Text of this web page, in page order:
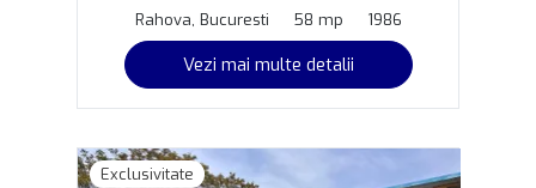
Rahova, Bucuresti
58 mp 1986
Vezi mai multe detalii
Exclusivitate